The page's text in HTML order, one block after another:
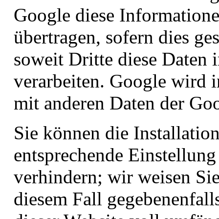
Google diese
übertragen, sofern dies
soweit Dritte diese Daten
verarbeiten. Google wird
mit anderen Daten der
Sie können die
entsprechende
verhindern; wir weisen
diesem Fall